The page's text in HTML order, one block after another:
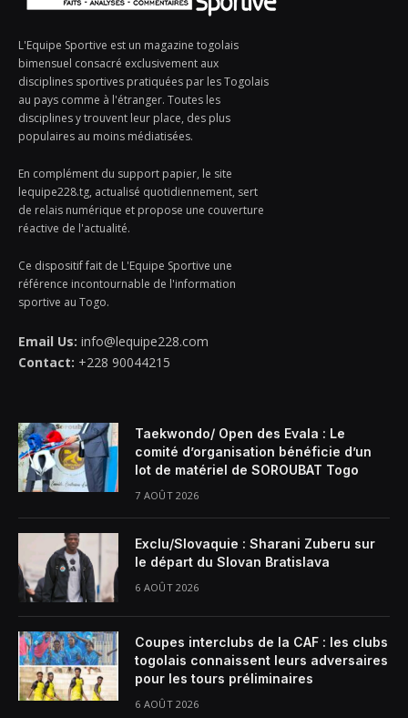
L'Equipe Sportive est un magazine togolais
bimensuel consacré exclusivement aux
disciplines sportives pratiquées par les Togolais
au pays comme à l'étranger. Toutes les
disciplines y trouvent leur place, des plus
populaires au moins médiatisées.
En complément du support papier, le site
lequipe228.tg, actualisé quotidiennement, sert
de relais numérique et propose une couverture
réactive de l'actualité.
Ce dispositif fait de L'Equipe Sportive une
référence incontournable de l'information
sportive au Togo.
Email Us: info@lequipe228.com
Contact: +228 90044215
Taekwondo/ Open des Evala : Le
comité d’organisation bénéficie d’un
lot de matériel de SOROUBAT Togo
7 AOÛT 2026
Exclu/Slovaquie : Sharani Zuberu sur
le départ du Slovan Bratislava
6 AOÛT 2026
Coupes interclubs de la CAF : les clubs
togolais connaissent leurs adversaires
pour les tours préliminaires
6 AOÛT 2026